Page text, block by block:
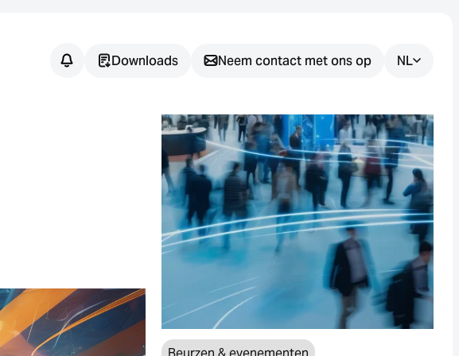
Downloads Neem contact met ons op NL
vragen?
Wij helpen u graag bij het vinden
van de juiste sensoroplossing
voor uw toepassing.